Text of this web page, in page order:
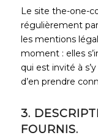
Le site the-one-
régulièrement
les mentions
moment : elles
qui est invité à
d’en prendre
3.
FOURNIS.